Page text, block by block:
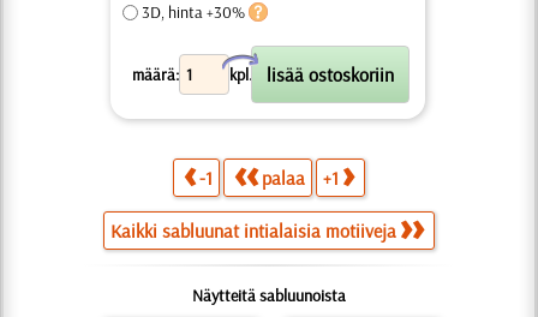
3D, hinta +30%
määrä: kpl.
X
-1 palaa +1
Kaikki sabluunat intialaisia motiiveja
Näytteitä sabluunoista